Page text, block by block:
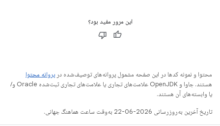
این مرور مفید بود؟
محتوا و نمونه کدها در این صفحه مشمول پروانه‌های توصیف‌شده در پروانه محتوا
هستند. جاوا و OpenJDK علامت‌های تجاری یا علامت‌های تجاری ثبت‌شده Oracle و/
یا وابسته‌های آن هستند.
تاریخ آخرین به‌روزرسانی 2026-06-22 به‌وقت ساعت هماهنگ جهانی.